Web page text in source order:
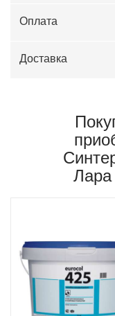
Оплата
Доставка
Лара